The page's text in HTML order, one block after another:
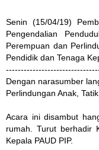
Senin (15/04/19)
Pengendalian
Perempuan dan
Pendidik dan Tenaga
Dengan narasumber
Perlindungan Anak,
Acara ini disambut
rumah. Turut berhadir
Kepala PAUD PIP.